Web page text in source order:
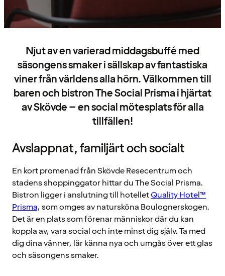
Njut av en varierad middagsbuffé med
säsongens smaker i sällskap av fantastiska
viner från världens alla hörn. Välkommen till
baren och bistron The Social Prisma i hjärtat
av Skövde – en social mötesplats för alla
tillfällen!
Avslappnat, familjärt och socialt
En kort promenad från Skövde Resecentrum och
stadens shoppinggator hittar du The Social Prisma.
Bistron ligger i anslutning till hotelletQuality Hotel™
Prisma, som omges av natursköna Boulognerskogen.
Det är en plats som förenar människor där du kan
koppla av, vara social och inte minst dig själv. Ta med
dig dina vänner, lär känna nya och umgås över ett glas
och säsongens smaker.